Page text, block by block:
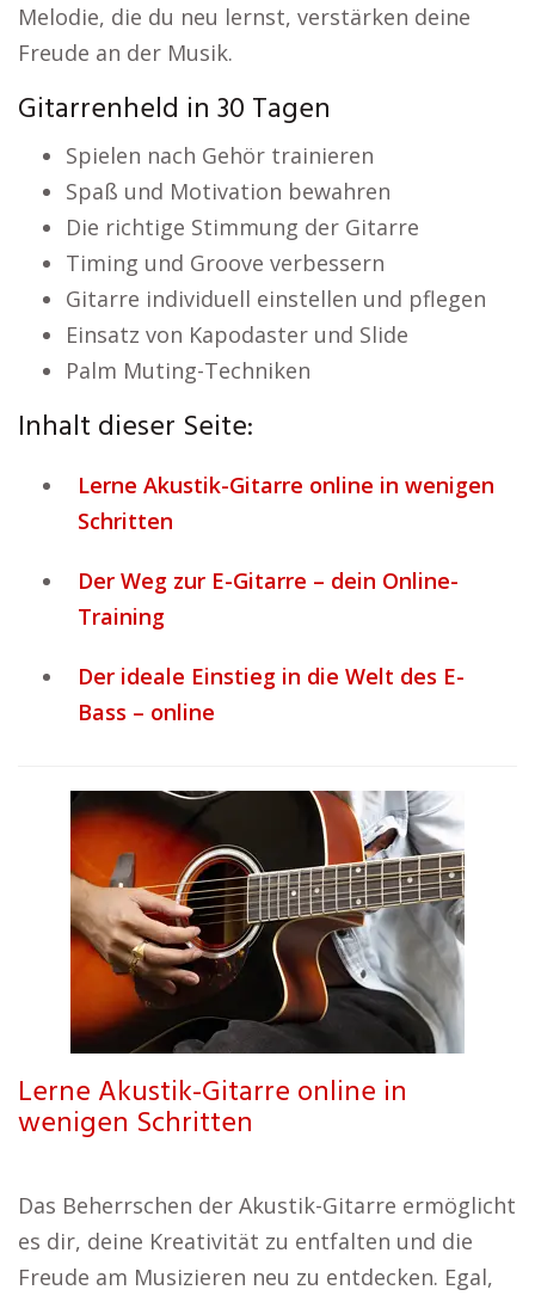
Melodie, die du neu lernst, verstärken deine
Freude an der Musik.
Gitarrenheld in 30 Tagen
Spielen nach Gehör trainieren
Spaß und Motivation bewahren
Die richtige Stimmung der Gitarre
Timing und Groove verbessern
Gitarre individuell einstellen und pflegen
Einsatz von Kapodaster und Slide
Palm Muting-Techniken
Inhalt dieser Seite:
Lerne Akustik-Gitarre online in wenigen
Schritten
Der Weg zur E-Gitarre – dein Online-
Training
Der ideale Einstieg in die Welt des E-
Bass – online
Lerne Akustik-Gitarre online in
wenigen Schritten
Das Beherrschen der Akustik-Gitarre ermöglicht
es dir, deine Kreativität zu entfalten und die
Freude am Musizieren neu zu entdecken. Egal,